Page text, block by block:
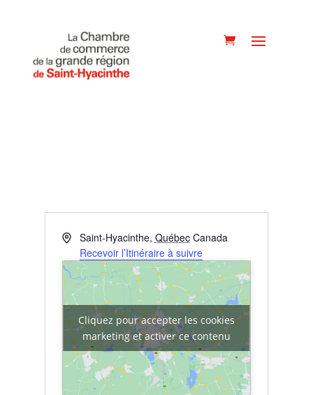
AdresseSaint-Hyacinthe, Québec Canada
Recevoir l’Itinéraire à suivre
Cliquez pour accepter les cookies
marketing et activer ce contenu